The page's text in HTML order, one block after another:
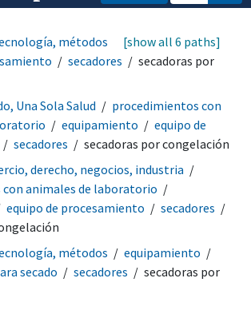
métodos
equipamiento
secadores
secadoras por
[show all 6 paths]
Una Sola Salud
procedimientos con
equipamiento
equipo de
secadores
secadoras por congelación
derecho, negocios, industria
animales de laboratorio
equipo de procesamiento
secadores
métodos
equipamiento
secado
secadores
secadoras por